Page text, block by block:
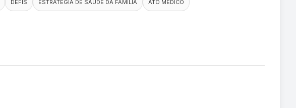
DEFIS ESTRATÉGIA DE SAÚDE DA FAMÍLIA
ATO MÉDICO